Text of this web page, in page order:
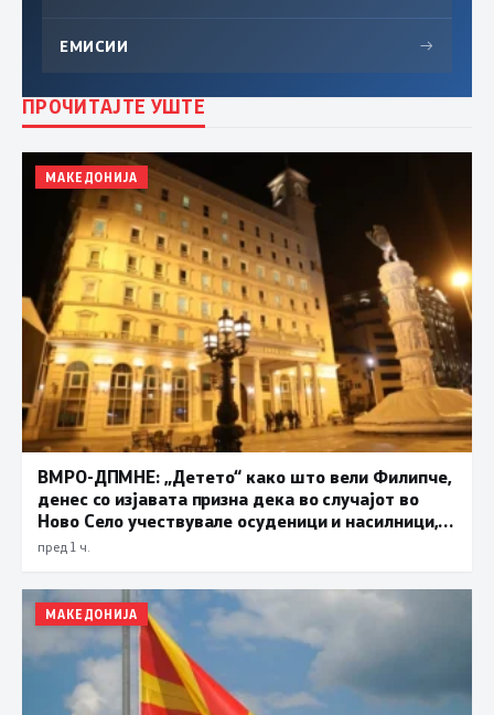
ЕМИСИИ →
ПРОЧИТАЈТЕ УШТЕ
МАКЕДОНИЈА
ВМРО-ДПМНЕ: „Детето“ како што вели Филипче,
денес со изјавата призна дека во случајот во
Ново Село учествувале осуденици и насилници,
ова е талогот на Македонија
пред 1 ч.
МАКЕДОНИЈА